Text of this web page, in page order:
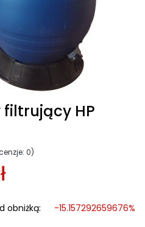
HP
0)
obniżką:
-15.157292659676%